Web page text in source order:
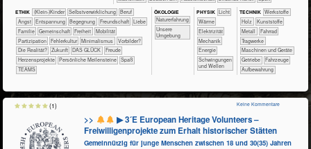
ETHIK (Klein-)Kinder ​​​​​​​​​​​​​​​​​​​​​​​​​​​​​​​​​​​​​​​​Selbst­verwirklichung
​​​​​​​​​​​​​​​Beruf
​​​​​​​​​​​​​Angst
​​​​​​​​​​​​​Entspannung ​​​​​​​​​​​​Begegnung ​​​​​​​​​​​​Freundschaft
​​​​​​​​​​​​Liebe
​​​​​​​​​​​Familie
​​​​​​​​​​Gemeinschaft ​​​Freiheit
​​​Mobilität
​​​Partizipation
​​Fehlerkultur ​​Minimalismus
​​Vorbilder?
​Die Realität?
​Zukunft DAS GLÜCK
Freude
Herzensprojekte
Persönliche Meilensteine
Spaß
TEAMS
ÖKO​LOGIE
​​​​​​​​​​​​​Naturerfahrung
​​​​​​​​​​​​​Unsere
Umgebung
PHY​SIK ​​​​​Licht
​​​​​Wärme
​​​Elektrizität
​​​Mechanik
​​Energie
​Schwingungen
und Wellen
TECH​NIK ​​​​​​​​​Werkstoffe
​​​​​​​​Holz
​​​​​​​​Kunststoffe
​​​​​​​​Metall
​​​​​​​Fahrrad
​​​​​Tragwerke
​​​​Maschinen und Geräte
​​Getriebe
​Fahrzeuge
Aufbewahrung
>>
▶ 3´E European Heritage Volunteers –
Freiwilligenprojekte zum Erhalt historischer Stätten
Gemeinnützig für junge Menschen zwischen 18 und 30(35) Jahren
Keine Kommentare
(1)